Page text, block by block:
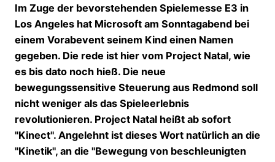
Im Zuge der bevorstehenden Spielemesse E3 in
Los Angeles hat Microsoft am Sonntagabend bei
einem Vorabevent seinem Kind einen Namen
gegeben. Die rede ist hier vom Project Natal, wie
es bis dato noch hieß. Die neue
bewegungssensitive Steuerung aus Redmond soll
nicht weniger als das Spieleerlebnis
revolutionieren. Project Natal heißt ab sofort
"Kinect". Angelehnt ist dieses Wort natürlich an die
"Kinetik", an die "Bewegung von beschleunigten